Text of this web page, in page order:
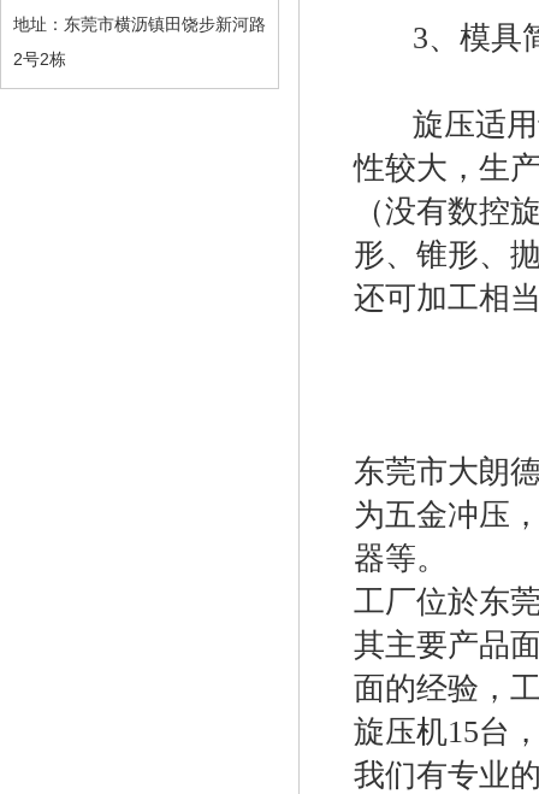
地址： 东莞市横沥镇田饶步新河路
2号2栋
3、模具简
旋压适用
性较大，生
（没有数控
形、锥形、
还可加工相
东莞市大朗
为五金冲压
器等。
工厂位於东
其主要产品
面的经验，
旋压机15台
我们有专业